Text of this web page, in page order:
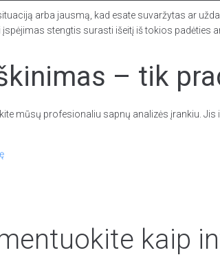
arba jausmą, kad esate suvaržytas ar
stengtis surasti išeitį iš tokios padėties
– tik
mūsų profesionaliu sapnų analizės įrankiu.
kaip